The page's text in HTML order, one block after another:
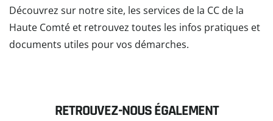
Découvrez sur notre site, les services de la CC de la
Haute Comté et retrouvez toutes les infos pratiques et
documents utiles pour vos démarches.
RETROUVEZ-NOUS ÉGALEMENT